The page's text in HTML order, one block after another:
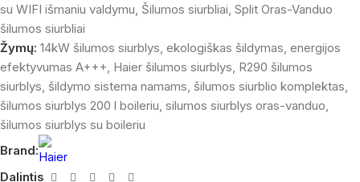
su WIFI išmaniu valdymu, Šilumos siurbliai, Split Oras-Vanduo
šilumos siurbliai
Žymų: 14kW šilumos siurblys, ekologiškas šildymas, energijos
efektyvumas A+++, Haier šilumos siurblys, R290 šilumos
siurblys, šildymo sistema namams, šilumos siurblio komplektas,
šilumos siurblys 200 l boileriu, silumos siurblys oras-vanduo,
šilumos siurblys su boileriu
Brand:
Dalintis